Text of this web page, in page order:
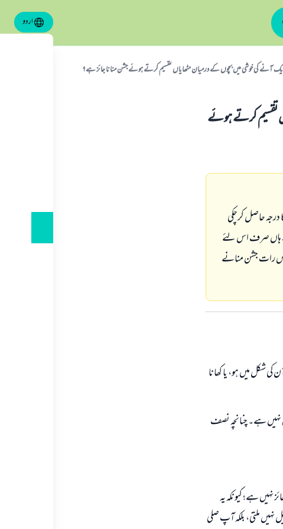
اردو
آنے کی خوشی میں بچوں کے درمیان مٹھایاں تقسیم کرتے ہوئے جشن منانا جائز ہے؟
تقسیم کرتے ہوئے
درجہ حاصل کرچکی
ہاں صرف اس لئے
اس رات جشن منانے
شکل میں ہو، یا کھانا
نہیں ہے۔ چنانچہ نصف
نہیں ہے؛ کیونکہ یہ
نہیں ملتی، بلکہ آپ صلی